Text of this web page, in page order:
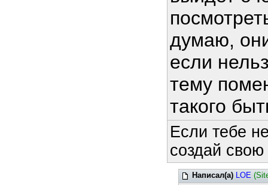
думаю,
если
тему
такого
Если тебе
создай свою
Написал(а) LOE